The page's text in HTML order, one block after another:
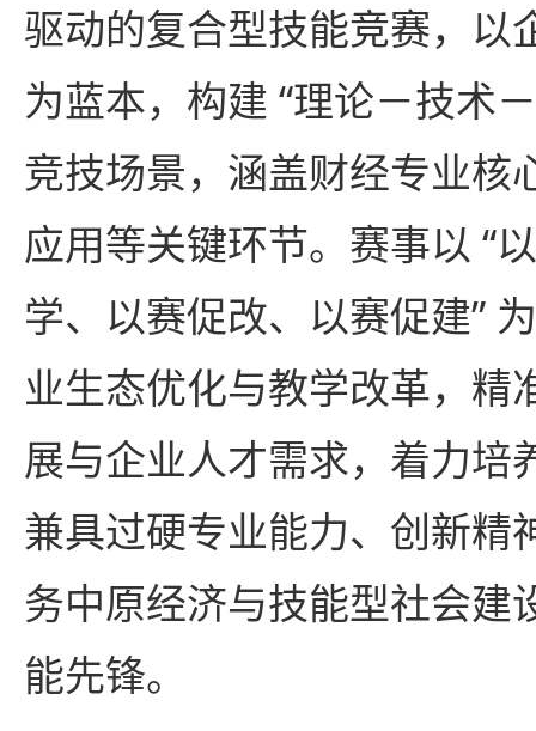
驱动的复合型技能竞赛，以
为蓝本，构建 “理论－技术
竞技场景，涵盖财经专业核
应用等关键环节。赛事以 “
学、以赛促改、以赛促建”
业生态优化与教学改革，精
展与企业人才需求，着力培
兼具过硬专业能力、创新精
务中原经济与技能型社会建
能先锋。